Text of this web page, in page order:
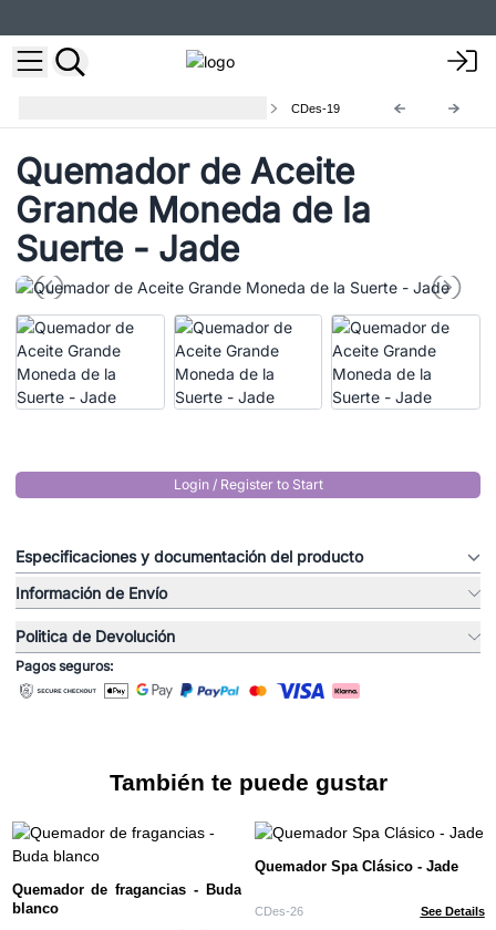
CDes-19
Quemador de Aceite
Grande Moneda de la
Suerte - Jade
Login / Register to Start
Especificaciones y documentación del producto
Información de Envío
Politica de Devolución
Pagos seguros:
También te puede gustar
Quemador de fragancias - Buda
blanco
Quemador Spa Clásico - Jade
CDes-26 See Details